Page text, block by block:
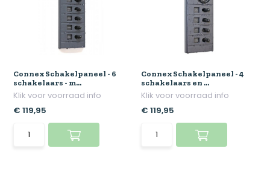
Connex Schakelpaneel - 6
schakelaars - m...
Klik voor voorraad info
€ 119,95
Connex Schakelpaneel - 4
schakelaars en ...
Klik voor voorraad info
€ 119,95